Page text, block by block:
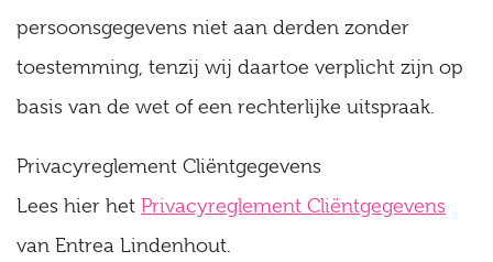
persoonsgegevens niet aan derden zonder
toestemming, tenzij wij daartoe verplicht zijn op
basis van de wet of een rechterlijke uitspraak.
Privacyreglement Cliëntgegevens
Lees hier het Privacyreglement Cliëntgegevens
van Entrea Lindenhout.